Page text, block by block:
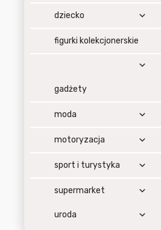
dziecko
figurki kolekcjonerskie
gadżety
moda
motoryzacja
sport i turystyka
supermarket
uroda